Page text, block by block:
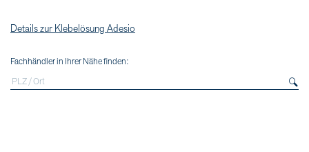
Details zur Klebelösung Adesio
Fachhändler in Ihrer Nähe finden: